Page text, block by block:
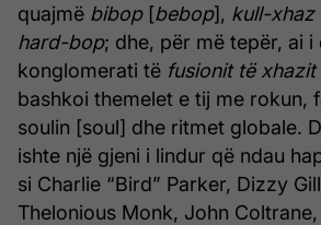
quajmë bibop[bebop], kull-xhaz
hard-bop; dhe, për më tepër, ai i
konglomerati të fusionit të xhazit
bashkoi themelet e tij me rokun,
soulin [soul] dhe ritmet globale.
ishte një gjeni i lindur që ndau
si Charlie “Bird” Parker, Dizzy
Thelonious Monk, John